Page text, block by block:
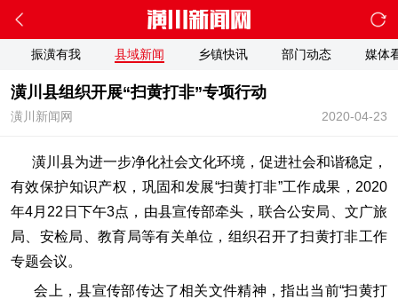
振潢有我 县域新闻 乡镇快讯 部门动态 媒体
潢川县组织开展“扫黄打非”专项行动
2020-04-23
潢川新闻网
潢川县为进一步净化社会文化环境，促进社会和谐稳定，
有效保护知识产权，巩固和发展“扫黄打非”工作成果，2020
年4月22日下午3点，由县宣传部牵头，联合公安局、文广旅
局、安检局、教育局等有关单位，组织召开了扫黄打非工作
专题会议。
会上，县宣传部传达了相关文件精神，指出当前“扫黄打